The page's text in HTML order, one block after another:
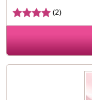
(2)